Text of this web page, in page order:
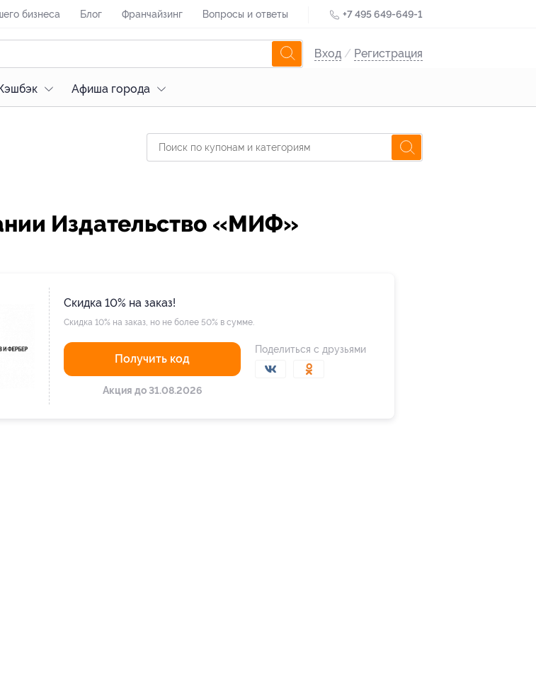
бизнеса Блог Франчайзинг Вопросы и ответы +7 495 649-649-1
Вход / Регистрация
Афиша города
Издательство «МИФ»
Скидка 10% на заказ!
Скидка 10% на заказ, но не более 50% в сумме.
Получить код
Акция до 31.08.2026
Поделиться с друзьями